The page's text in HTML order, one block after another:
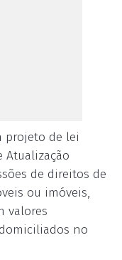
projeto de lei
Atualização
de direitos de
ou imóveis,
valores
no